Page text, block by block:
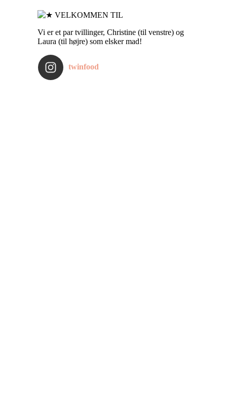
Vi er et par tvillinger, Christine (til venstre) og
Laura (til højre) som elsker mad!
twinfood